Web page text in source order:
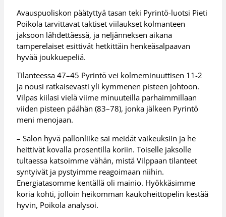
Avauspuoliskon päätyttyä tasan teki Pyrintö-luotsi Pieti
Poikola tarvittavat taktiset viilaukset kolmanteen
jaksoon lähdettäessä, ja neljänneksen aikana
tamperelaiset esittivät hetkittäin henkeäsalpaavan
hyvää joukkuepeliä.
Tilanteessa 47–45 Pyrintö vei kolmeminuuttisen 11-2
ja nousi ratkaisevasti yli kymmenen pisteen johtoon.
Vilpas kiilasi vielä viime minuuteilla parhaimmillaan
viiden pisteen päähän (83–78), jonka jälkeen Pyrintö
meni menojaan.
– Salon hyvä pallonliike sai meidät vaikeuksiin ja he
heittivät kovalla prosentilla koriin. Toiselle jaksolle
tultaessa katsoimme vähän, mistä Vilppaan tilanteet
syntyivät ja pystyimme reagoimaan niihin.
Energiatasomme kentällä oli mainio. Hyökkäsimme
koria kohti, jolloin heikomman kaukoheittopelin kestää
hyvin, Poikola analysoi.